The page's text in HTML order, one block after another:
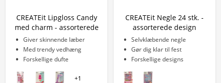
CREATEit Lipgloss Candy
med charm - assorterede
varianter
Giver skinnende læber
Med trendy vedhæng
Forskellige dufte
+1
CREATEit Negle 24 stk. -
assorterede design
Selvklæbende negle
Gør dig klar til fest
Forskellige designs